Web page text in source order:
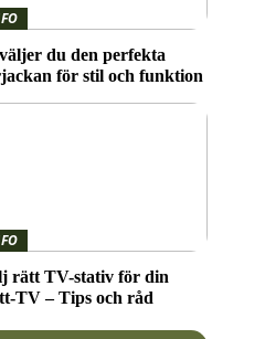
du den perfekta
för stil och funktion
rätt TV-stativ för din
TV – Tips och råd